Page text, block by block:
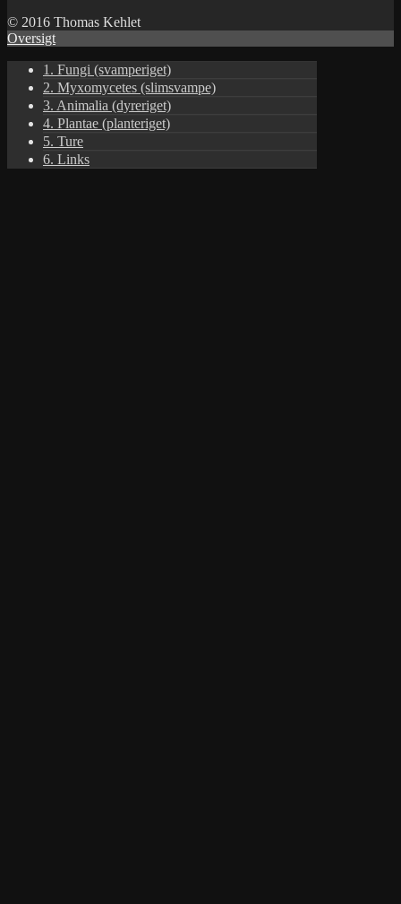
© 2016 Thomas Kehlet
Oversigt
1. Fungi (svamperiget)
2. Myxomycetes (slimsvampe)
3. Animalia (dyreriget)
4. Plantae (planteriget)
5. Ture
6. Links